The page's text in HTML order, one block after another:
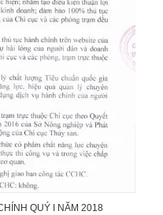
QUÝ I NĂM 2018